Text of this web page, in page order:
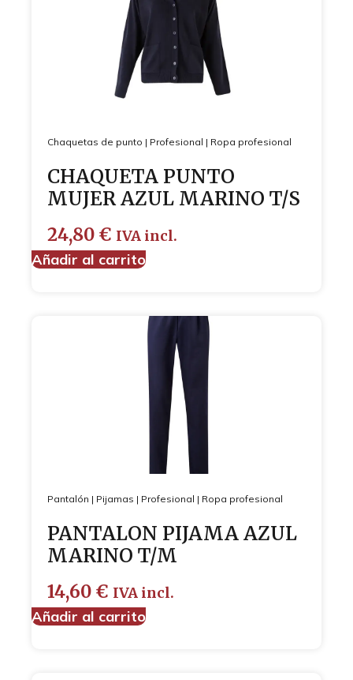
Chaquetas de punto | Profesional | Ropa profesional
CHAQUETA PUNTO
MUJER AZUL MARINO T/S
24,80 € IVA incl.
Añadir al carrito
Pantalón | Pijamas | Profesional | Ropa profesional
PANTALON PIJAMA AZUL
MARINO T/M
14,60 € IVA incl.
Añadir al carrito